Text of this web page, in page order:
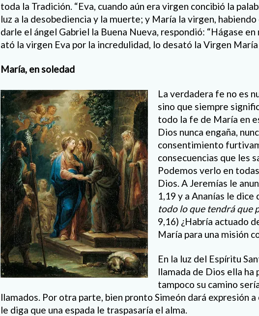
toda la Tradición. “Eva, cuando aún era virgen concibió la
luz a la desobediencia y la muerte; y María la virgen,
darle el ángel Gabriel la Buena Nueva, respondió: “Hágase en
ató la virgen Eva por la incredulidad, lo desató la Virgen María
María, en soledad
La verdadera fe no es
sino que siempre
todo la fe de María en
Dios nunca engaña,
consentimiento
consecuencias que les
Podemos verlo en
Dios. A Jeremías le
1,19 y a Ananías le dice
todo lo que tendrá que
9,16) ¿Habría actuado
María para una misión
En la luz del Espíritu
llamada de Dios ella
tampoco su camino
llamados. Por otra parte, bien pronto Simeón dará expresión
le diga que una espada le traspasaría el alma.